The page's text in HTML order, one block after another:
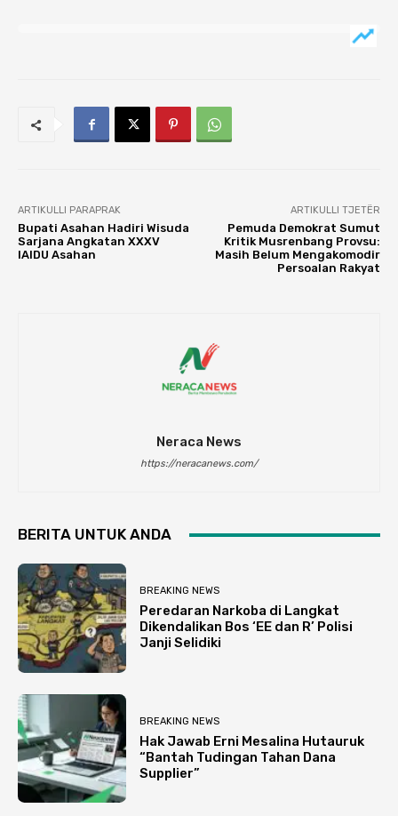
ARTIKULLI PARAPRAK
Bupati Asahan Hadiri Wisuda
Sarjana Angkatan XXXV
IAIDU Asahan
ARTIKULLI TJETËR
Pemuda Demokrat Sumut
Kritik Musrenbang Provsu:
Masih Belum Mengakomodir
Persoalan Rakyat
Neraca News
https://neracanews.com/
BERITA UNTUK ANDA
BREAKING NEWS
Peredaran Narkoba di Langkat
Dikendalikan Bos ‘EE dan R’ Polisi
Janji Selidiki
BREAKING NEWS
Hak Jawab Erni Mesalina Hutauruk
“Bantah Tudingan Tahan Dana
Supplier”